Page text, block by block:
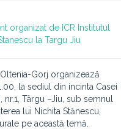
organizat de ICR Institutul
la Targu Jiu
Gorj organizează
la sediul din incinta Casei
Târgu –Jiu, sub semnul
lui Nichita Stănescu,
pe această temă.